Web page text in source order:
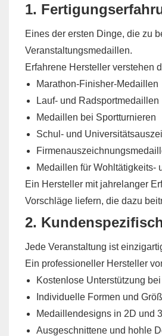
1.
Eines der ersten Dinge, die zu
Veranstaltungsmedaillen.
Erfahrene Hersteller verstehen
Marathon-Finisher-Medaillen
Lauf- und Radsportmedaillen
Medaillen bei Sportturnieren
Schul- und
Medaillen für Wohltätigkeits-
Ein Hersteller mit jahrelanger
Vorschläge liefern, die dazu
2.
Jede Veranstaltung ist
Ein professioneller Hersteller
Kostenlose Unterstützung
Individuelle Formen und
Medaillendesigns in 2D und
Ausgeschnittene und hohle